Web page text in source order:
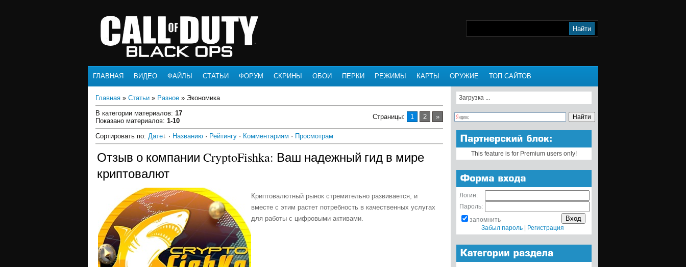
ГЛАВНАЯ ВИДЕО ФАЙЛЫ СТАТЬИ ФОРУМ СКРИНЫ ОБОИ ПЕРКИ РЕЖИМЫ КАРТЫ ОРУЖИЕ ТОП САЙТОВ
Главная » Статьи » Разное » Экономика
В категории материалов: 17
Показано материалов: 1-10
Страницы: 1 2 »
Сортировать по: Дате · Названию · Рейтингу · Комментариям · Просмотрам
Отзыв о компании CryptoFishka: Ваш надежный гид в мире
криптовалют
Криптовалютный рынок стремительно развивается, и
вместе с этим растет потребность в качественных услугах
для работы с цифровыми активами.
Загрузка ...
This feature is for Premium users only!
Логин:
Пароль:
запомнить
Забыл пароль| Регистрация